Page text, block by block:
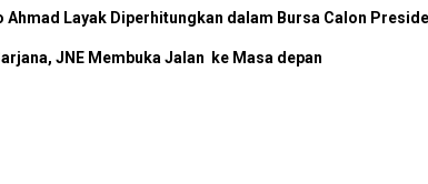
Ahmad Layak Diperhitungkan dalam Bursa Calon
JNE Membuka Jalan ke Masa depan